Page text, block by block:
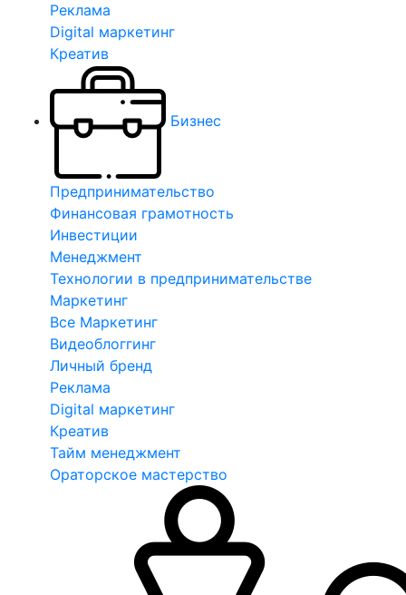
Реклама
Digital маркетинг
Креатив
Бизнес
Предпринимательство
Финансовая грамотность
Инвестиции
Менеджмент
Технологии в предпринимательстве
Маркетинг
Все Маркетинг
Видеоблоггинг
Личный бренд
Реклама
Digital маркетинг
Креатив
Тайм менеджмент
Ораторское мастерство